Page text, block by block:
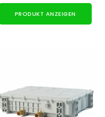
PRODUKT ANZEIGEN